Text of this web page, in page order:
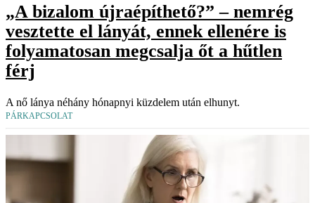
„A bizalom újraépíthető?” – nemrég
vesztette el lányát, ennek ellenére is
folyamatosan megcsalja őt a hűtlen
férj
A nő lánya néhány hónapnyi küzdelem után elhunyt.
PÁRKAPCSOLAT